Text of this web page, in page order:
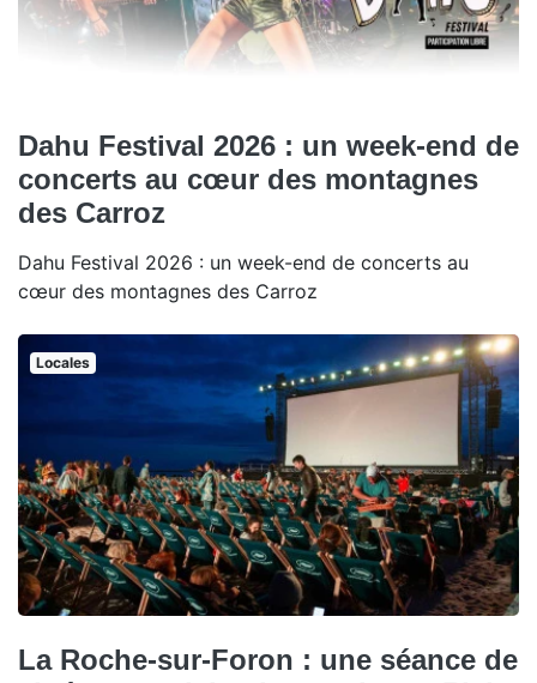
Dahu Festival 2026 : un week-end de
concerts au cœur des montagnes
des Carroz
Dahu Festival 2026 : un week-end de concerts au
cœur des montagnes des Carroz
Locales
La Roche-sur-Foron : une séance de